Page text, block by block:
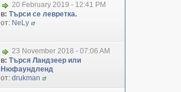
20 February 2019 - 12:41 PM
в: Търси се левретка.
от: NeLy
23 November 2018 - 07:06 AM
в: Търся Ландзеер или
Нюфаундленд
от: drukman